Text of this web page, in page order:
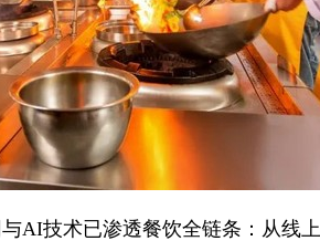
AI技术已渗透餐饮全链条：从线